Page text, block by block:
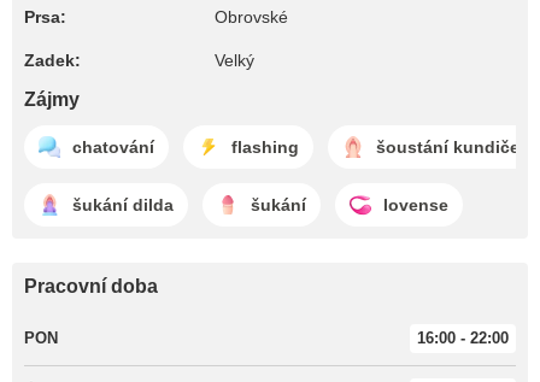
Prsa: Obrovské
Zadek: Velký
Zájmy
chatování flashing šoustání kundiček
šukání dilda šukání lovense
Pracovní doba
PON 16:00 - 22:00